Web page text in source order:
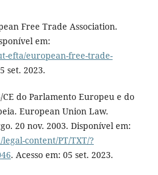
Free Trade Association.
em:
efta/european-free-trade-
set. 2023.
CE do Parlamento Europeu e do
European Union Law.
20 nov. 2003. Disponível em:
content/PT/TXT/?
. Acesso em: 05 set. 2023.